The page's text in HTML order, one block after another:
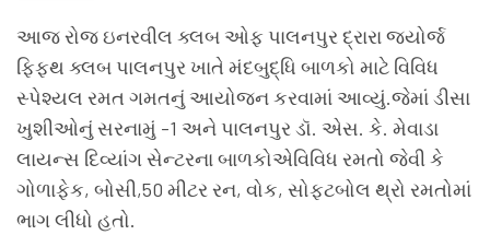
આજ રોજ ઇનરવીલ ક્લબ ઓફ પાલનપુર દ્રારા જ્યોર્જ
ફિફથ ક્લબ પાલનપુર ખાતે મંદબુદ્ધિ બાળકો માટે વિવિધ
સ્પેશ્યલ રમત ગમતનું આયોજન કરવામાં આવ્યું.જેમાં ડીસા
ખુશીઓનું સરનામું -1 અને પાલનપુર ડૉ. એસ. કે. મેવાડા
લાયન્સ દિવ્યાંગ સેન્ટરના બાળકોએવિવિધ રમતો જેવી કે
ગોળાફેક, બોસી,50 મીટર રન, વોક, સોફ્ટબોલ થ્રો રમતોમાં
ભાગ લીધો હતો.